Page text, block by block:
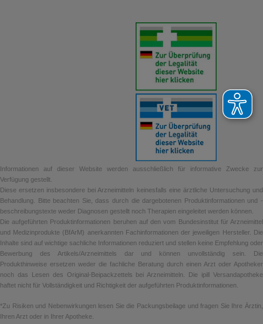
Informationen auf dieser Website werden ausschließlich für informative Zwecke zur
Verfügung gestellt.
Diese ersetzen insbesondere bei Arzneimitteln keinesfalls eine ärztliche Untersuchung und
Behandlung. Bitte beachten Sie, dass durch die dargebotenen Produktinformationen und -
beschreibungstexte weder Diagnosen gestellt noch Therapien eingeleitet werden können.
Die aufgeführten Produktinformationen beruhen auf den vom Bundesinstitut für Arzneimittel
und Medizinprodukte (BfArM) anerkannten Fachinformationen der jeweiligen Hersteller. Die
Inhalte sind auf wichtige sachliche Informationen reduziert und stellen keine Empfehlung oder
Bewerbung des Artikels/Arzneimittels dar und können unvollständig sein. Die
Produkthinweise ersetzen weder die fachliche Beratung durch einen Arzt oder Apotheker
noch das Lesen des Original-Beipackzettels bei Arzneimitteln. Die ipill Versandapotheke
haftet nicht für Vollständigkeit und Richtigkeit der aufgeführten Produktinformationen.
*Zu Risiken und Nebenwirkungen lesen Sie die Packungsbeilage und fragen Sie Ihre Ärztin,
Ihren Arzt oder in Ihrer Apotheke.